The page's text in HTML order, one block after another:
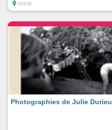
JOSSE
Photographies de Julie Durieu